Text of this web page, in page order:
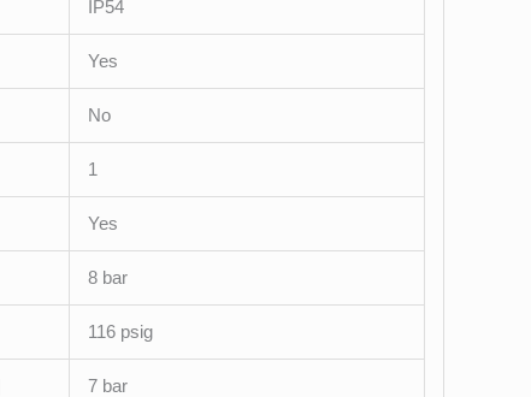
IP54
Yes
No
1
Yes
8 bar
116 psig
7 bar